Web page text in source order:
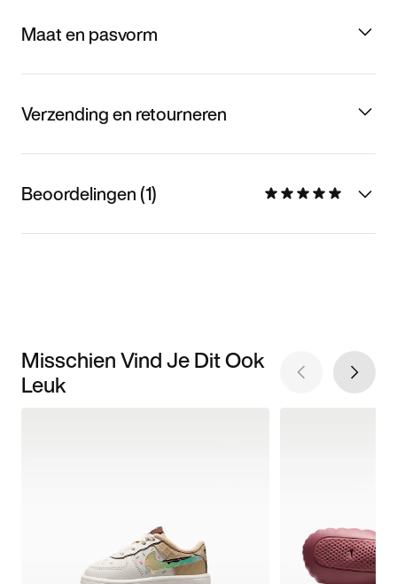
Maat en pasvorm
Verzending en retourneren
Beoordelingen (1)
Misschien Vind Je Dit Ook
Leuk